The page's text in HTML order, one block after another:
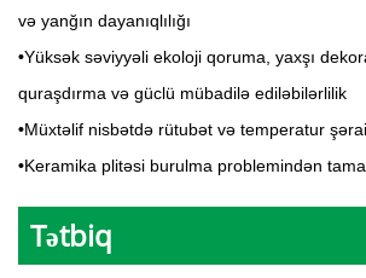
və yanğın dayanıqlılığı
•Yüksək səviyyəli ekoloji qoruma, yaxşı
quraşdırma və güclü mübadilə ediləbilərlilik
•Müxtəlif nisbətdə rütubət və temperatur
•Keramika plitəsi burulma problemindən
Tətbiq